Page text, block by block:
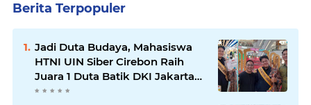
Berita Terpopuler
Jadi Duta Budaya, Mahasiswa
HTNI UIN Siber Cirebon Raih
Juara 1 Duta Batik DKI Jakarta
2026